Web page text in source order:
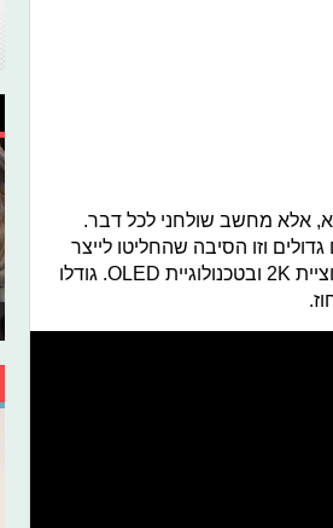
אלא מחשב שולחני לכל דבר.
וזו הסיבה שהחליטו לייצר
את המכשיר הזה. המסך מיוצר בשיתוף עם חברת LG, ברזולוציית 2K ובטכנולוגיית OLED. גודלו